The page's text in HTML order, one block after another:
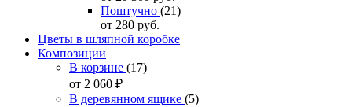
Поштучно (21)
от 280 руб.
Цветы в шляпной коробке
Композиции
В корзине (17)
от 2 060 ₽
В деревянном ящике (5)